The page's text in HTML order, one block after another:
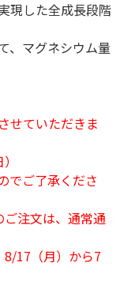
現した全成長段階
、マグネシウム量
せていただきま
でご了承くださ
注文は、通常通
8/17（月）から7